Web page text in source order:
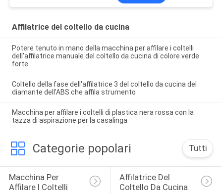
Affilatrice del coltello da cucina
Potere tenuto in mano della macchina per affilare i coltelli
dell'affilatrice manuale del coltello da cucina di colore verde
forte
Coltello della fase dell'affilatrice 3 del coltello da cucina del
diamante dell'ABS che affila strumento
Macchina per affilare i coltelli di plastica nera rossa con la
tazza di aspirazione per la casalinga
Categorie popolari Tutti
Macchina Per
Affilare I Coltelli
Affilatrice Del
Coltello Da Cucina